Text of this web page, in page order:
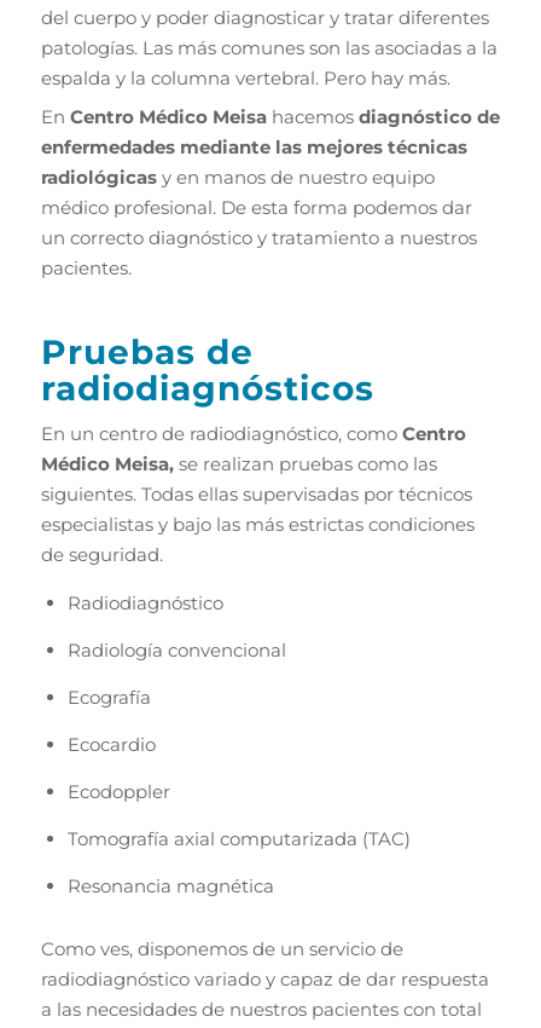
del cuerpo y poder diagnosticar y tratar diferentes
patologías. Las más comunes son las asociadas a la
espalda y la columna vertebral. Pero hay más.
En Centro Médico Meisahacemos diagnóstico de
enfermedades mediante las mejores técnicas
radiológicasy en manos de nuestro equipo
médico profesional. De esta forma podemos dar
un correcto diagnóstico y tratamiento a nuestros
pacientes.
Pruebas de
radiodiagnósticos
En un centro de radiodiagnóstico, como Centro
Médico Meisa,se realizan pruebas como las
siguientes. Todas ellas supervisadas por técnicos
especialistas y bajo las más estrictas condiciones
de seguridad.
Radiodiagnóstico
Radiología convencional
Ecografía
Ecocardio
Ecodoppler
Tomografía axial computarizada (TAC)
Resonancia magnética
Como ves, disponemos de un servicio de
radiodiagnóstico variado y capaz de dar respuesta
a las necesidades de nuestros pacientes con total